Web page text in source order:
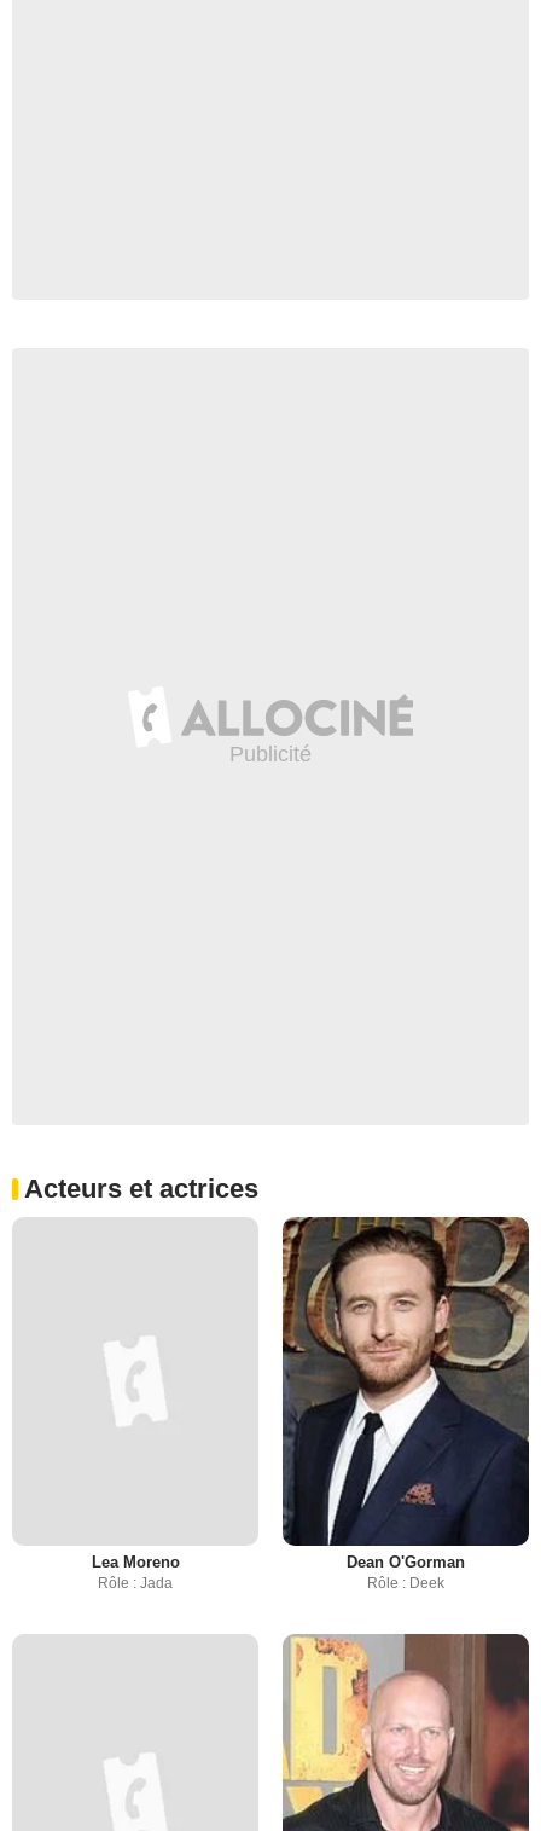
Acteurs et actrices
Lea Moreno
Rôle : Jada
Dean O'Gorman
Rôle : Deek